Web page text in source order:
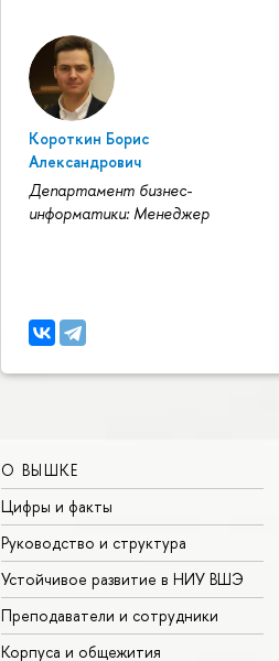
Короткин Борис
Александрович
Департамент бизнес-
информатики: Менеджер
О ВЫШКЕ
Цифры и факты
Руководство и структура
Устойчивое развитие в НИУ ВШЭ
Преподаватели и сотрудники
Корпуса и общежития